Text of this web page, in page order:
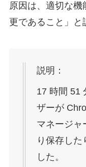
原因は、適切な
更であること」と
説明：
17 時間 51
ザーが
マネージャ
り保存し
した。